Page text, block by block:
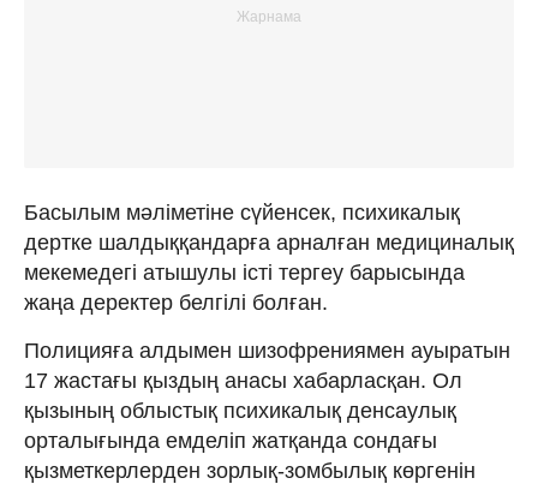
Басылым мәліметіне сүйенсек, психикалық
дертке шалдыққандарға арналған медициналық
мекемедегі атышулы істі тергеу барысында
жаңа деректер белгілі болған.
Полицияға алдымен шизофрениямен ауыратын
17 жастағы қыздың анасы хабарласқан. Ол
қызының облыстық психикалық денсаулық
орталығында емделіп жатқанда сондағы
қызметкерлерден зорлық-зомбылық көргенін